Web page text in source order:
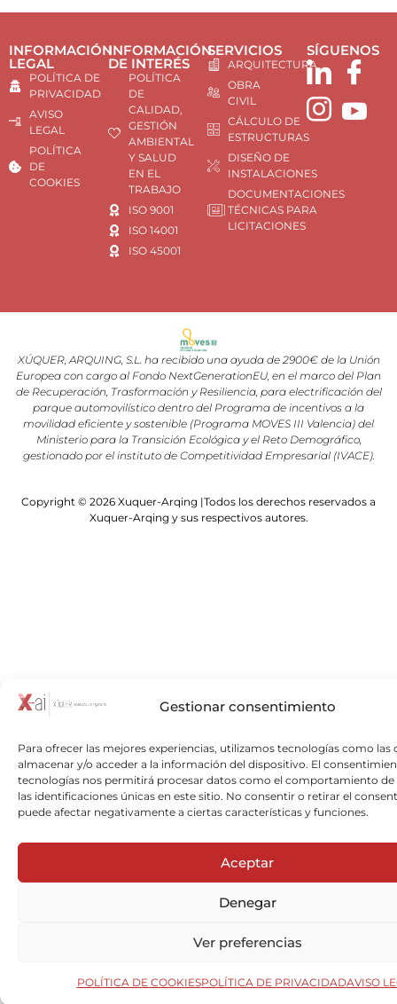
Gestionar consentimiento
Para ofrecer las mejores experiencias, utilizamos tecnologías como las
almacenar y/o acceder a la información del dispositivo. El
tecnologías nos permitirá procesar datos como el comportamiento de
las identificaciones únicas en este sitio. No consentir o retirar el
puede afectar negativamente a ciertas características y funciones.
Aceptar
Denegar
Ver preferencias
POLÍTICA DE COOKIESPOLÍTICA DE PRIVACIDADAVISO
INFORMACIÓN
LEGAL
POLÍTICA DE
PRIVACIDAD
AVISO
LEGAL
POLÍTICA
DE
COOKIES
INFORMACIÓN
DE INTERÉS
POLÍTICA
DE
CALIDAD,
GESTIÓN
AMBIENTAL
Y SALUD
EN EL
TRABAJO
ISO 9001
ISO 14001
ISO 45001
SERVICIOS
ARQUITECTURA
OBRA
CIVIL
CÁLCULO DE
ESTRUCTURAS
DISEÑO DE
INSTALACIONES
DOCUMENTACIONES
TÉCNICAS PARA
LICITACIONES
SÍGUENOS
XÚQUER, ARQUING, S.L. ha recibido una ayuda de 2900€ de la Unión
Europea con cargo al Fondo NextGenerationEU, en el marco del Plan
de Recuperación, Trasformación y Resiliencia, para electrificación del
parque automovilístico dentro del Programa de incentivos a la
movilidad eficiente y sostenible (Programa MOVES III Valencia) del
Ministerio para la Transición Ecológica y el Reto Demográfico,
gestionado por el instituto de Competitividad Empresarial (IVACE).
Copyright © 2026 Xuquer-Arqing |Todos los derechos reservados a
Xuquer-Arqing y sus respectivos autores.